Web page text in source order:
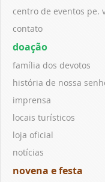
centro de eventos pe.
contato
doação
família dos devotos
história de nossa
imprensa
locais turísticos
loja oficial
notícias
novena e festa